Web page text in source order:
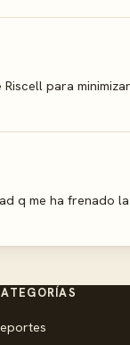
para
q me ha frenado